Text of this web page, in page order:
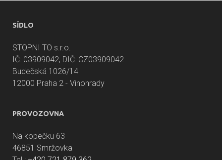
SÍDLO
STOPNI TO s.r.o.
IČ: 03909042, DIČ: CZ03909042
Budečská 1026/14
12000 Praha 2 - Vinohrady
PROVOZOVNA
Na kopečku 63
46851 Smržovka